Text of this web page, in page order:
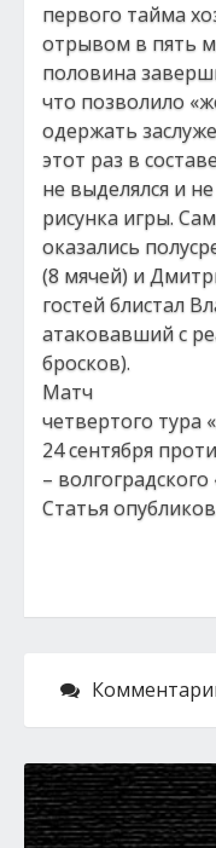
первого тайма
отрывом в пять
половина
что позволило
одержать
этот раз в
не выделялся и
рисунка игры.
оказались
(8 мячей) и
гостей блистал
атаковавший с
бросков).
Матч
четвертого тура
24 сентября
– волгоградского
Статья